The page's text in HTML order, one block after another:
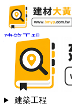
建築工程
建築工程